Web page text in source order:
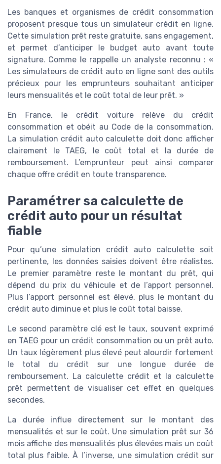
Les banques et organismes de crédit consommation
proposent presque tous un simulateur crédit en ligne.
Cette simulation prêt reste gratuite, sans engagement,
et permet d’anticiper le budget auto avant toute
signature. Comme le rappelle un analyste reconnu : «
Les simulateurs de crédit auto en ligne sont des outils
précieux pour les emprunteurs souhaitant anticiper
leurs mensualités et le coût total de leur prêt. »
En France, le crédit voiture relève du crédit
consommation et obéit au Code de la consommation.
La simulation crédit auto calculette doit donc afficher
clairement le TAEG, le coût total et la durée de
remboursement. L’emprunteur peut ainsi comparer
chaque offre crédit en toute transparence.
Paramétrer sa calculette de
crédit auto pour un résultat
fiable
Pour qu’une simulation crédit auto calculette soit
pertinente, les données saisies doivent être réalistes.
Le premier paramètre reste le montant du prêt, qui
dépend du prix du véhicule et de l’apport personnel.
Plus l’apport personnel est élevé, plus le montant du
crédit auto diminue et plus le coût total baisse.
Le second paramètre clé est le taux, souvent exprimé
en TAEG pour un crédit consommation ou un prêt auto.
Un taux légèrement plus élevé peut alourdir fortement
le total du crédit sur une longue durée de
remboursement. La calculette crédit et la calculette
prêt permettent de visualiser cet effet en quelques
secondes.
La durée influe directement sur le montant des
mensualités et sur le coût. Une simulation prêt sur 36
mois affiche des mensualités plus élevées mais un coût
total plus faible. À l’inverse, une simulation crédit sur